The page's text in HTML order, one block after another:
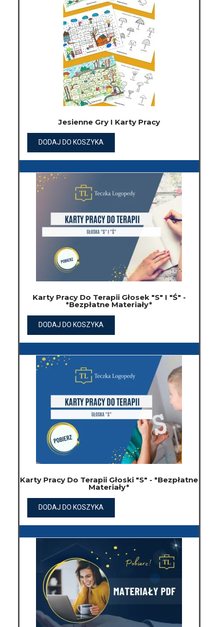
Jesienne Gry I Karty Pracy
DODAJ DO KOSZYKA
Karty Pracy Do Terapii Głosek "S" I "Ś" -
*Bezpłatne Materiały*
DODAJ DO KOSZYKA
Karty Pracy Do Terapii Głoski "S" - *Bezpłatne
Materiały*
DODAJ DO KOSZYKA